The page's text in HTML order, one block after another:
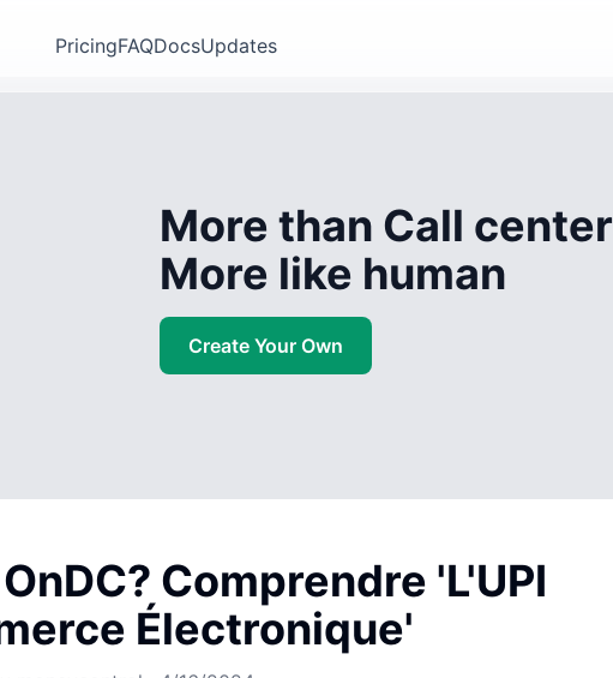
PricingFAQDocsUpdates
More than Call center
More like human
Create Your Own
Comprendre 'L'UPI
Électronique'